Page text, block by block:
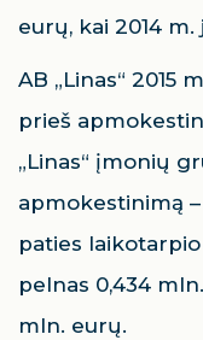
eurų, kai 2014
AB „Linas“ 2015
prieš
„Linas“ įmonių
apmokestinimą
paties
pelnas 0,434
mln. eurų.